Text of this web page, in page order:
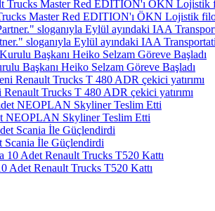
Master Red EDITION'ı ÖKN Lojistik
sloganıyla Eylül ayındaki IAA
Başkanı Heiko Selzam Göreve Başladı
Trucks T 480 ADR çekici yatırımı
NEOPLAN Skyliner Teslim Etti
Scania İle Güçlendirdi
Adet Renault Trucks T520 Kattı